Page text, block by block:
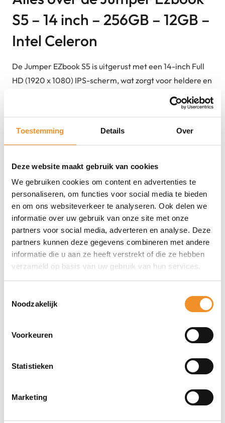
Toestemming Details Over
Deze website maakt gebruik van cookies
We gebruiken cookies om content en advertenties te
personaliseren, om functies voor social media te bieden
en om ons websiteverkeer te analyseren. Ook delen we
informatie over uw gebruik van onze site met onze
partners voor social media, adverteren en analyse. Deze
partners kunnen deze gegevens combineren met andere
informatie die u aan ze heeft verstrekt of die ze hebben
verzameld op basis van uw gebruik van hun services.
Noodzakelijk
Voorkeuren
Statistieken
Marketing
S5 – 14 inch – 256GB – 12GB –
Intel Celeron
De Jumper EZbook S5 is uitgerust met een 14-inch Full
HD (1920 x 1080) IPS-scherm, wat zorgt voor heldere en
duidelijke beelden. De laptop wordt aangedreven door
een Intel Celeron-processor, specifiek de J4105,
wat bijdraagt aan snelle opstarttijden en responsieve
andere Wi-Fi 802.11ac, Bluetooth 4.2, USB Type-A 2.0
en 3.2 Gen 1 poorten, een HDMI-uitgang en een
microSD-kaartlezer voor extra opslag. Het toetsenbord
bevat een numeriek gedeelte, wat handig is voor
gebruikers die veel met cijfers werken. De laptop draait
op Windows 11 Home en heeft een 0.3MP front-facing
webcam voor videoconferenties.
Sterke punten
weergave
laadtijden
gebruiksgemak